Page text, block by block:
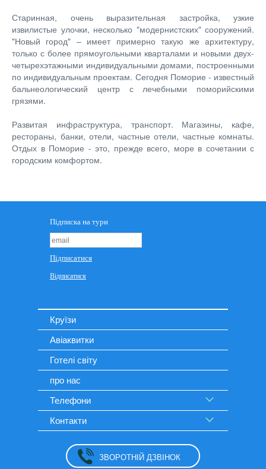
Старинная, очень выразительная застройка, узкие
извилистые улочки, несколько "модернистских" сооружений.
"Новый город" – имеет примерно такую же архитектуру,
только с более прямоугольными кварталами и новыми двух-
четырехэтажными индивидуальными домами, построенными
по индивидуальным проектам. Сегодня Поморие - известный
бальнеологический центр с лечебными поморийскими
грязями.
Развитая инфраструктура, транспорт. Магазины, кафе,
рестораны, банки, отели, частные отели, частные комнаты.
Отдых в Поморие - это, прежде всего, море в сочетании с
городским комфортом.
Круїзи
Авіаквитки
Готелі світу
про нас
Телефони
Контакти
ЗВОРОТНІЙ ДЗВІНОК